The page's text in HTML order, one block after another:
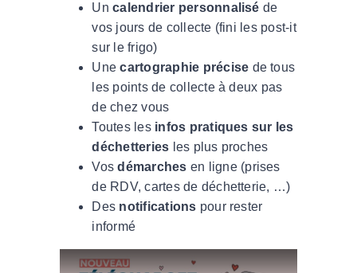
Uncalendrier personnalisé de
vos jours de collecte (fini les post-it
sur le frigo)
Unecartographie précise de tous
les points de collecte à deux pas
de chez vous
Toutes les infos pratiques sur les
déchetteries les plus proches
Vosdémarches en ligne (prises
de RDV, cartes de déchetterie, …)
Des notifications pour rester
informé